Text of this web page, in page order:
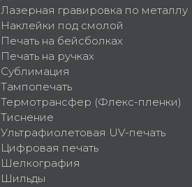
Лазерная гравировка по металлу
Наклейки под смолой
Печать на бейсболках
Печать на ручках
Сублимация
Тампопечать
Термотрансфер (Флекс-пленки)
Тиснение
Ультрафиолетовая UV-печать
Цифровая печать
Шелкография
Шильды